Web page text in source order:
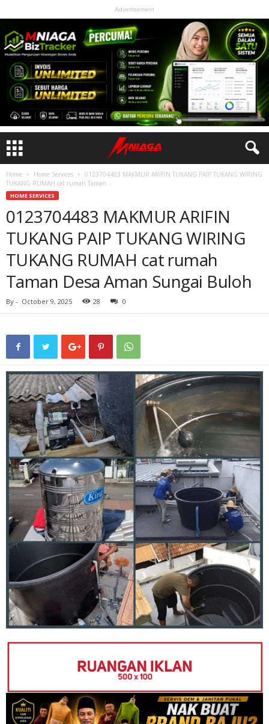
Advertisement
Home Home Services
0123704483 MAKMUR ARIFIN TUKANG PAIP TUKANG WIRING
TUKANG RUMAH cat rumah Taman...
HOME SERVICES
0123704483 MAKMUR ARIFIN
TUKANG PAIP TUKANG WIRING
TUKANG RUMAH cat rumah
Taman Desa Aman Sungai Buloh
By - October 9, 2025 28 0